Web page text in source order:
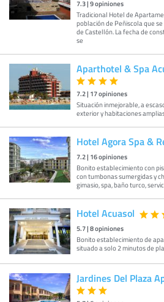
7.3|9opiniones
Tradicional Hotel de
población de Peñiscola que
de Castellón. La fecha de
se
Aparthotel & Spa
7.2| 17opiniones
Situación inmejorable, a
exterior y habitaciones
Hotel Agora Spa &
7.2| 16opiniones
Bonito establecimiento con
con tumbonas sumergidas y
gimasio, spa, baño turco,
Hotel Acuasol
5.7|8opiniones
Bonito establecimiento de
situado a solo 2 minutos de
Jardines Del Plaza